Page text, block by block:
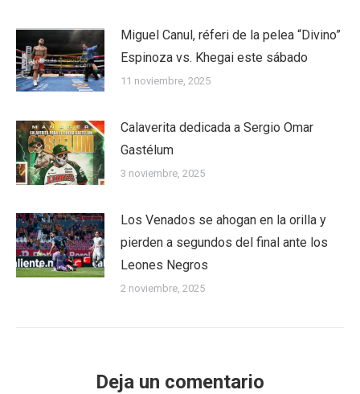
Miguel Canul, réferi de la pelea “Divino”
Espinoza vs. Khegai este sábado
11 noviembre, 2025
Calaverita dedicada a Sergio Omar
Gastélum
3 noviembre, 2025
Los Venados se ahogan en la orilla y
pierden a segundos del final ante los
Leones Negros
2 noviembre, 2025
Deja un comentario